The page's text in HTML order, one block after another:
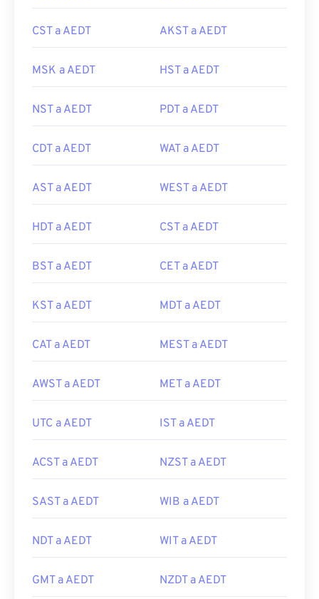
CST a AEDT AKST a AEDT
MSK a AEDT HST a AEDT
NST a AEDT PDT a AEDT
CDT a AEDT WAT a AEDT
AST a AEDT WEST a AEDT
HDT a AEDT CST a AEDT
BST a AEDT CET a AEDT
KST a AEDT MDT a AEDT
CAT a AEDT MEST a AEDT
AWST a AEDT MET a AEDT
UTC a AEDT IST a AEDT
ACST a AEDT NZST a AEDT
SAST a AEDT WIB a AEDT
NDT a AEDT WIT a AEDT
GMT a AEDT NZDT a AEDT